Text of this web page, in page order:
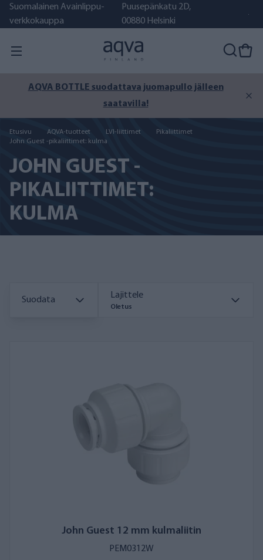
Suomalainen Avainlippu-
verkkokauppa
Puusepänkatu 2D,
00880 Helsinki
Vielä on kesää jäljellä – varmista puhdas järvi-, meri-
tai kaivovesi.
Etusivu AQVA-tuotteet LVI-liittimet
Pikaliittimet
John Guest -pikaliittimet: kulma
JOHN GUEST -
PIKALIITTIMET:
KULMA
Suodata Lajittele
Oletus
John Guest 12 mm kulmaliitin
PEM0312W